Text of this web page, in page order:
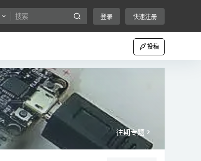
登录 快速注册
投稿
往期专题